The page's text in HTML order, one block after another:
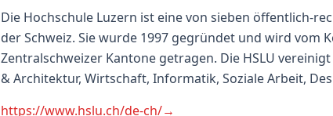
Die Hochschule Luzern ist eine von sieben öffentlich-
der Schweiz. Sie wurde 1997 gegründet und wird vom
Zentralschweizer Kantone getragen. Die HSLU
& Architektur, Wirtschaft, Informatik, Soziale Arbeit,
https://www.hslu.ch/de-ch/→